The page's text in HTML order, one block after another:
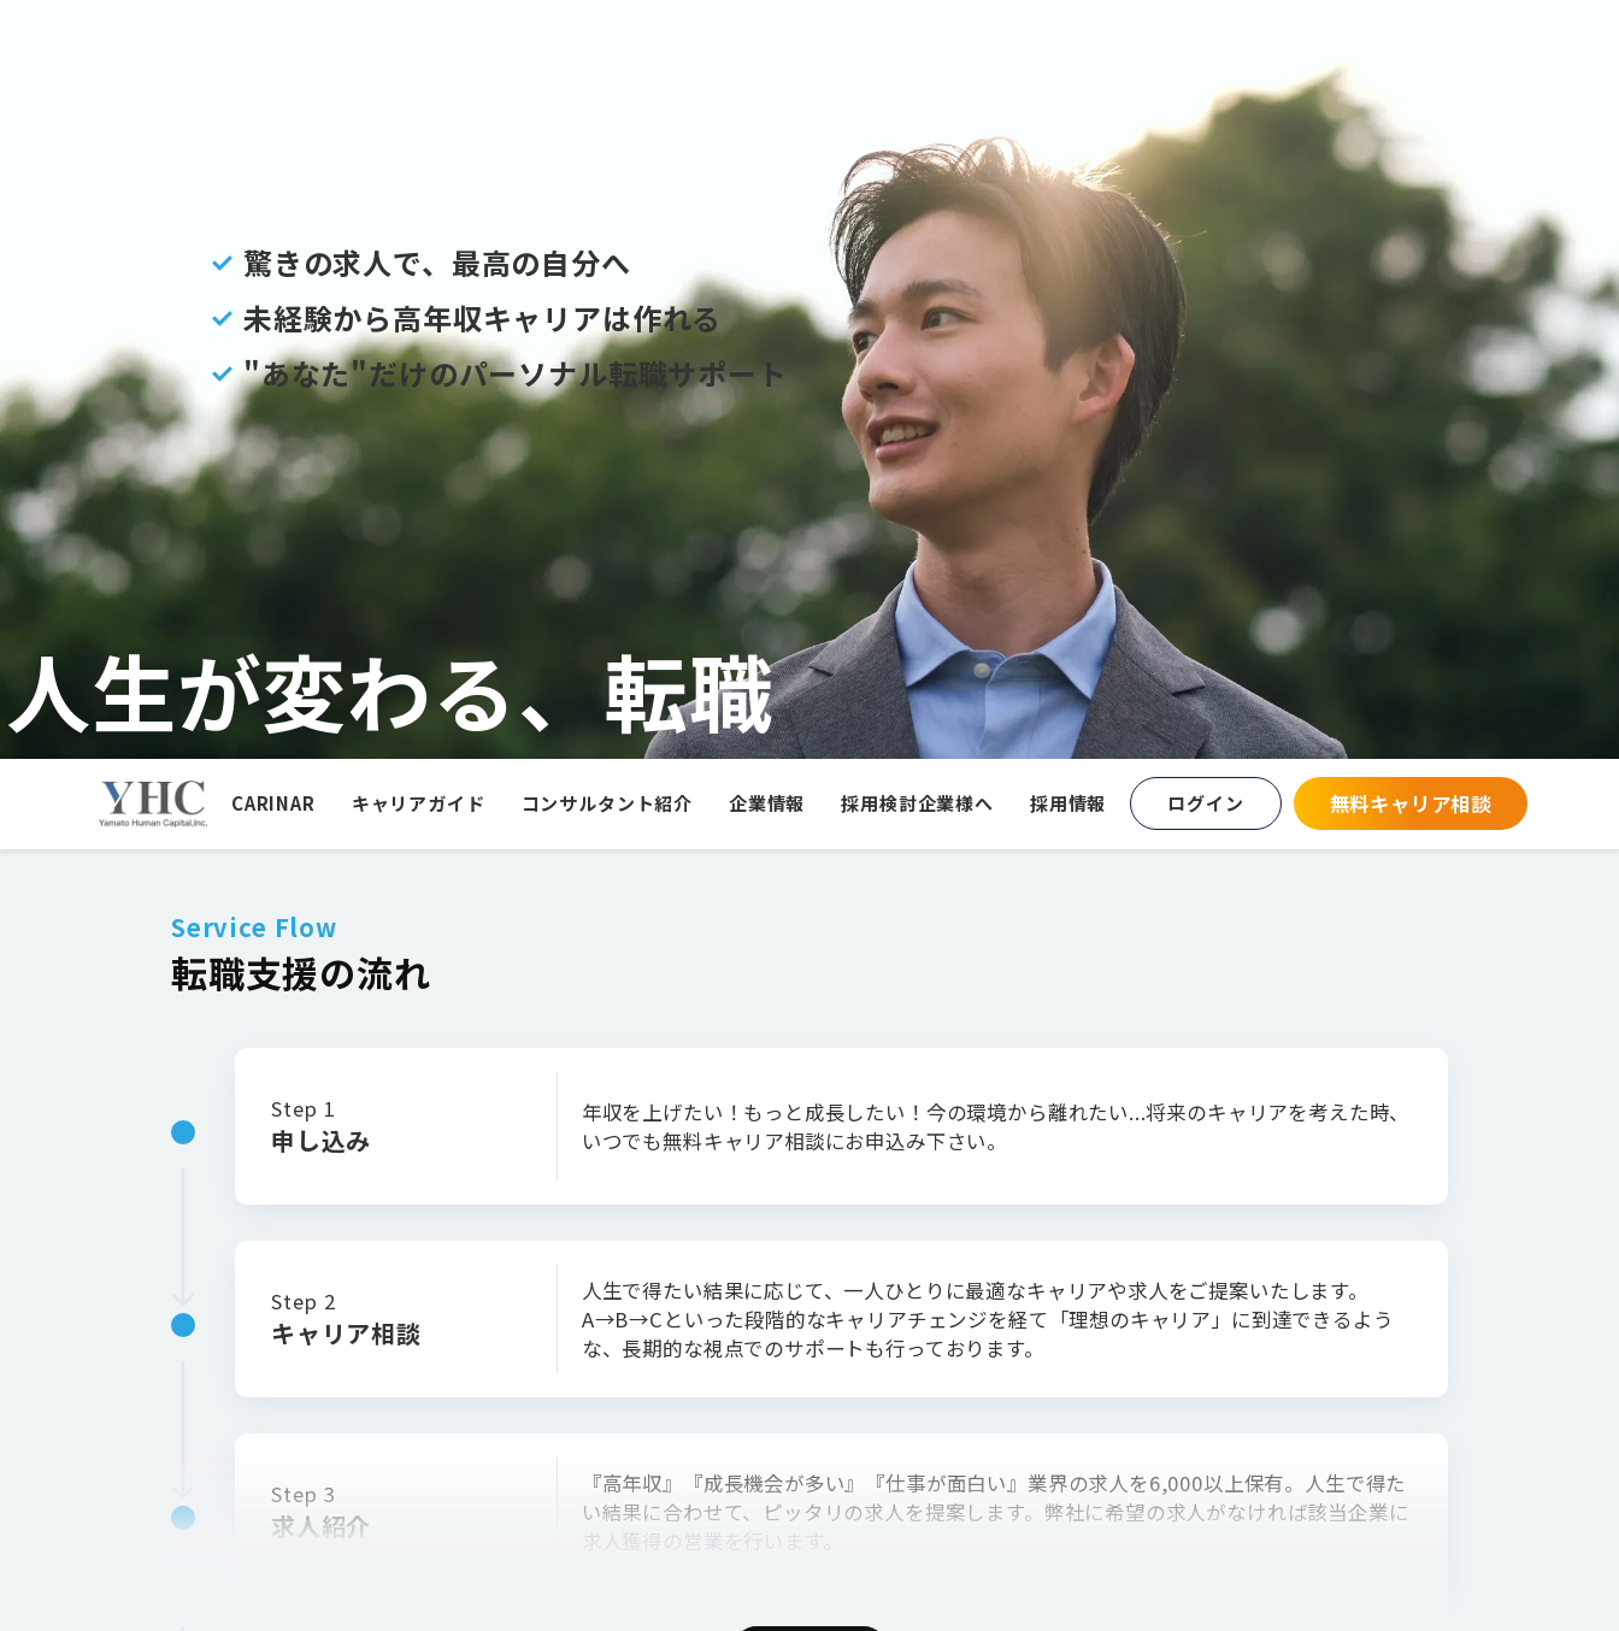
驚きの求人で、最高の自分へ
未経験から高年収キャリアは作れる
"あなた"だけのパーソナル転職サポート
人生が変わる、転職
CARINAR キャリアガイド コンサルタント紹介 企業情報 採用検討企業様へ 採用情報 ログイン 無料キャリア相談
Service Flow
転職支援の流れ
Step 1
申し込み
年収を上げたい！もっと成長したい！今の環境から離れたい...将来のキャリアを考えた時、
いつでも無料キャリア相談にお申込み下さい。
Step 2
キャリア相談
人生で得たい結果に応じて、一人ひとりに最適なキャリアや求人をご提案いたします。
A→B→Cといった段階的なキャリアチェンジを経て「理想のキャリア」に到達できるよう
な、長期的な視点でのサポートも行っております。
Step 3
求人紹介
『高年収』『成長機会が多い』『仕事が面白い』業界の求人を6,000以上保有。人生で得た
い結果に合わせて、ピッタリの求人を提案します。弊社に希望の求人がなければ該当企業に
求人獲得の営業を行います。